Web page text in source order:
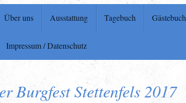
Über uns Ausstattung Tagebuch Gästebuch
Impressum / Datenschutz
Burgfest Stettenfels 2017